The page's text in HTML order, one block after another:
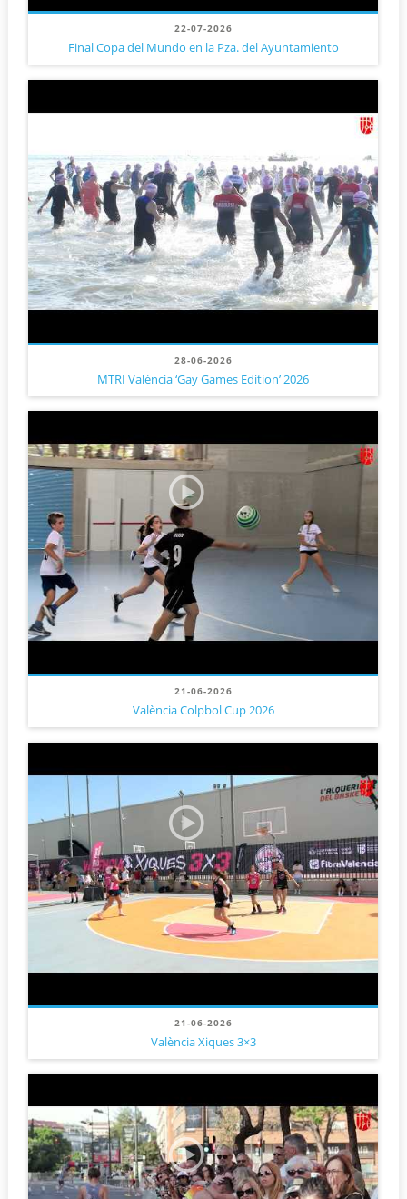
22-07-2026
Final Copa del Mundo en la Pza. del Ayuntamiento
28-06-2026
MTRI València ‘Gay Games Edition’ 2026
21-06-2026
València Colpbol Cup 2026
21-06-2026
València Xiques 3×3